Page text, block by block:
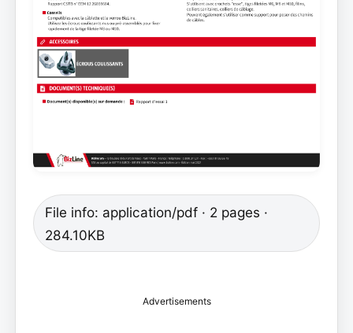
File info: application/pdf · 2 pages ·
284.10KB
Advertisements